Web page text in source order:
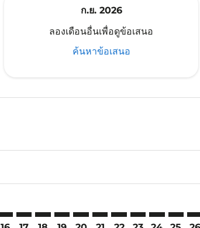
ก.ย. 2026
ลองเดือนอื่นเพื่อดูข้อเสนอ
ค้นหาข้อเสนอ
LBJ–KCH: cmp-view-
LBJ–KCH: cmp-
LBJ–KCH: